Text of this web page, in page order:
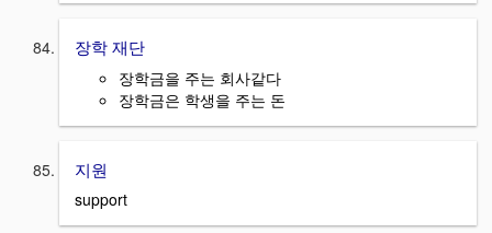
장학 재단
장학금을 주는 회사같다
장학금은 학생을 주는 돈
지원
support